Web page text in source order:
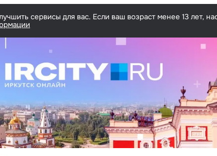
сервисы для вас. Если ваш возраст менее 13 лет,